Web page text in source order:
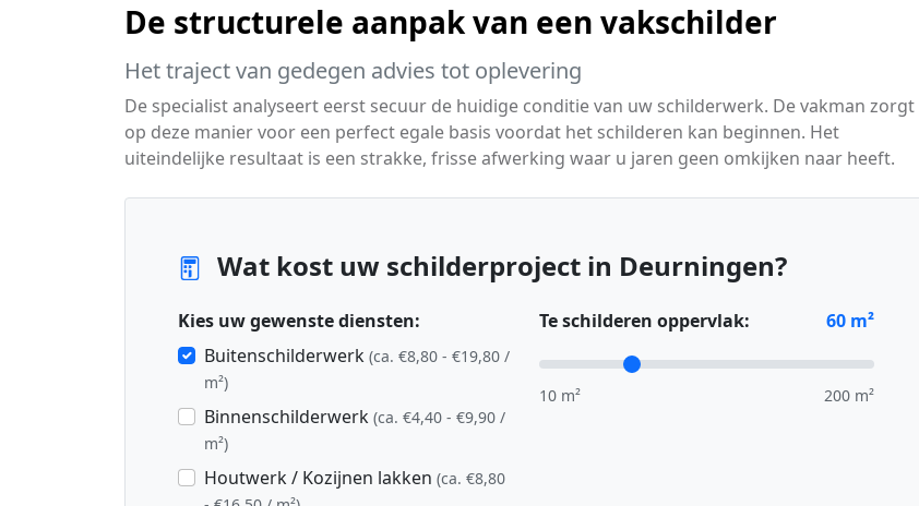
De structurele aanpak van een vakschilder
Het traject van gedegen advies tot oplevering
De specialist analyseert eerst secuur de huidige conditie van uw schilderwerk. De vakman zorgt
op deze manier voor een perfect egale basis voordat het schilderen kan beginnen. Het
uiteindelijke resultaat is een strakke, frisse afwerking waar u jaren geen omkijken naar heeft.
Wat kost uw schilderproject in Deurningen?
Kies uw gewenste diensten:
Buitenschilderwerk (ca. €8,80 - €19,80 /
m²)
Binnenschilderwerk (ca. €4,40 - €9,90 /
m²)
Houtwerk / Kozijnen lakken (ca. €8,80
Te schilderen oppervlak: 60 m²
10 m² 200 m²